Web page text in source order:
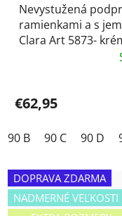
Nevystužená
ramienkami a s
Clara Art 5873-
€62,95
90 B 90 C 90 D
DOPRAVA ZDARMA
NADMERNÉ VEĽKOSTI